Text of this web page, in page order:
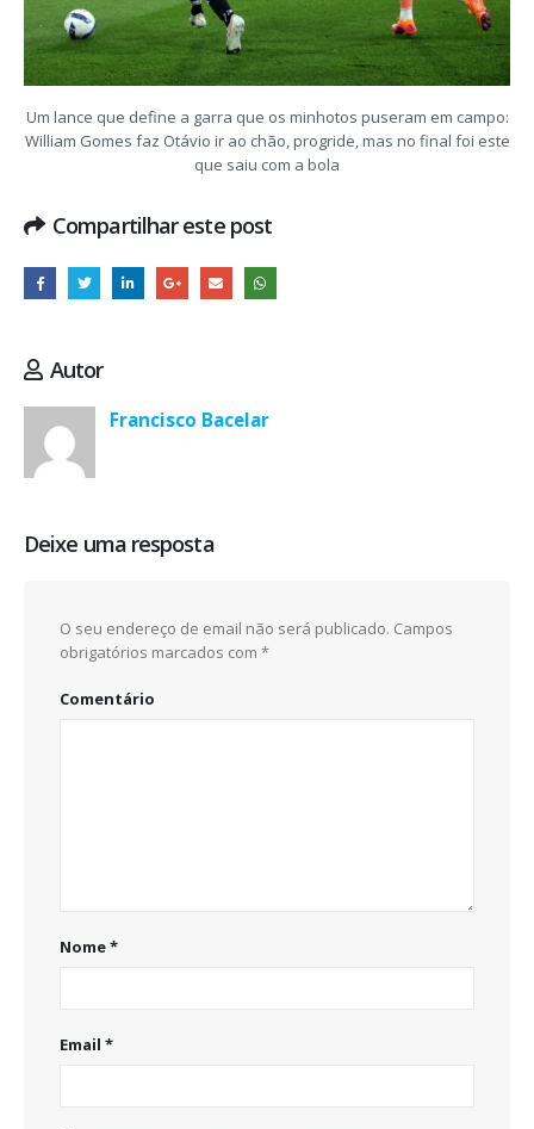
Um lance que define a garra que os minhotos puseram em campo:
William Gomes faz Otávio ir ao chão, progride, mas no final foi este
que saiu com a bola
Compartilhar este post
Autor
Francisco Bacelar
Deixe uma resposta
O seu endereço de email não será publicado. Campos
obrigatórios marcados com *
Comentário
Nome*
Email *